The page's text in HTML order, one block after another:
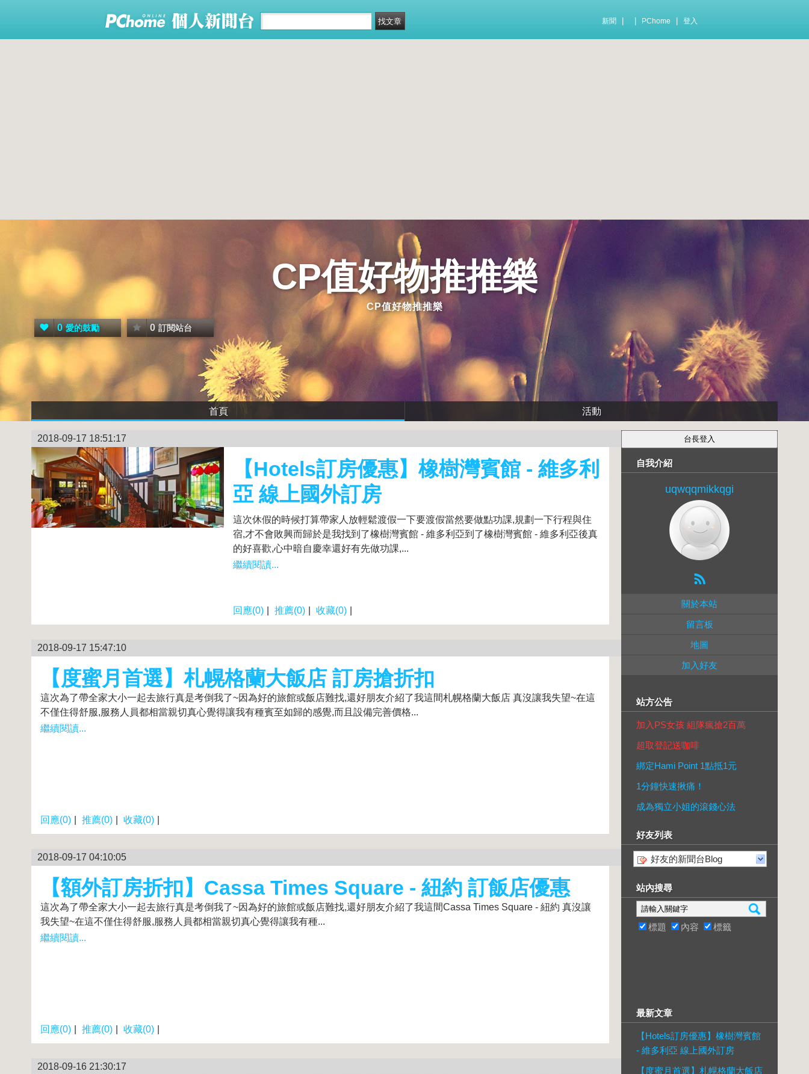
新聞 PChome 登入
CP值好物推推樂
CP值好物推推樂
0 愛的鼓勵 0 訂閱站台
首頁 活動
2018-09-17 18:51:17
【Hotels訂房優惠】橡樹灣賓館 - 維多利
亞 線上國外訂房
這次休假的時候打算帶家人放輕鬆渡假一下要渡假當然要做點功課,規劃一下行程與住
宿,才不會敗興而歸於是我找到了橡樹灣賓館 - 維多利亞到了橡樹灣賓館 - 維多利亞後真
的好喜歡,心中暗自慶幸還好有先做功課,...
繼續閱讀...
回應(0) 推薦(0) 收藏(0)
2018-09-17 15:47:10
【度蜜月首選】札幌格蘭大飯店 訂房搶折扣
這次為了帶全家大小一起去旅行真是考倒我了~因為好的旅館或飯店難找,還好朋友介紹了我這間札幌格蘭大飯店 真沒讓我失望~在這
不僅住得舒服,服務人員都相當親切真心覺得讓我有種賓至如歸的感覺,而且設備完善價格...
繼續閱讀...
回應(0) 推薦(0) 收藏(0)
2018-09-17 04:10:05
【額外訂房折扣】Cassa Times Square - 紐約 訂飯店優惠
這次為了帶全家大小一起去旅行真是考倒我了~因為好的旅館或飯店難找,還好朋友介紹了我這間Cassa Times Square - 紐約 真沒讓
我失望~在這不僅住得舒服,服務人員都相當親切真心覺得讓我有種...
繼續閱讀...
回應(0) 推薦(0) 收藏(0)
2018-09-16 21:30:17
自我介紹
uqwqqmikkqgi
關於本站
留言板
地圖
加入好友
站方公告
加入PS女孩 組隊瘋搶2百萬
超取登記送咖啡
綁定Hami Point 1點抵1元
1分鐘快速揪痛！
成為獨立小姐的滾錢心法
好友列表
好友的新聞台Blog
站內搜尋
標題 內容 標籤
最新文章
【Hotels訂房優惠】橡樹灣賓館
- 維多利亞 線上國外訂房
【度蜜月首選】札幌格蘭大飯店